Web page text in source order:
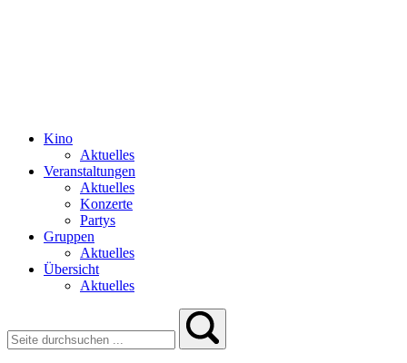
Kino
Aktuelles
Veranstaltungen
Aktuelles
Konzerte
Partys
Gruppen
Aktuelles
Übersicht
Aktuelles